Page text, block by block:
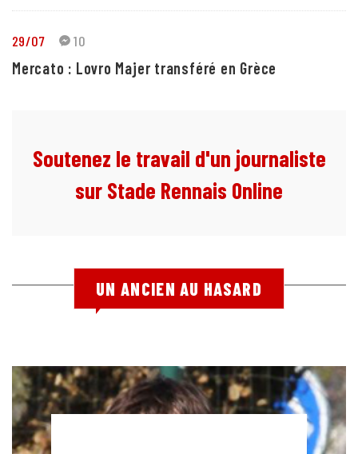
29/07 10
Mercato : Lovro Majer transféré en Grèce
Soutenez le travail d'un journaliste
sur Stade Rennais Online
UN ANCIEN AU HASARD